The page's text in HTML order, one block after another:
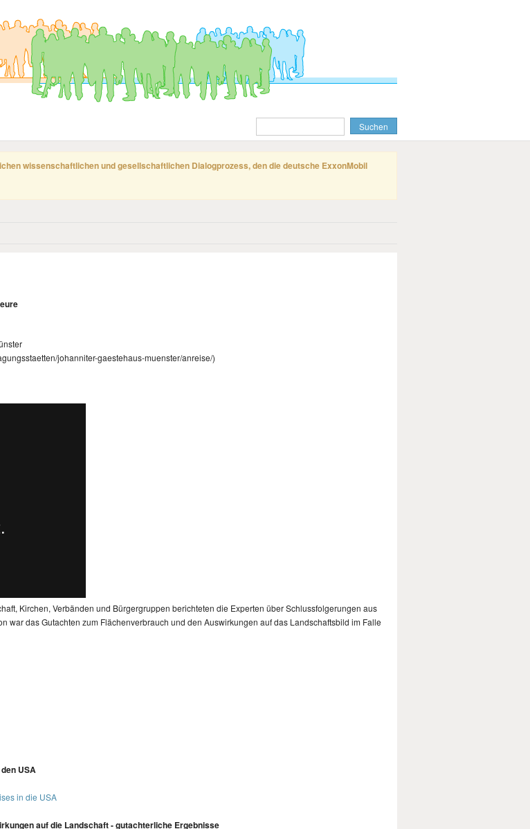
wissenschaftlichen und gesellschaftlichen Dialogprozess, den die deutsche ExxonMobil
johanniter-gaestehaus-muenster/anreise/)
Kirchen, Verbänden und Bürgergruppen berichteten die Experten über Schlussfolgerungen aus
war das Gutachten zum Flächenverbrauch und den Auswirkungen auf das Landschaftsbild im Falle
USA
in die USA
auf die Landschaft - gutachterliche Ergebnisse